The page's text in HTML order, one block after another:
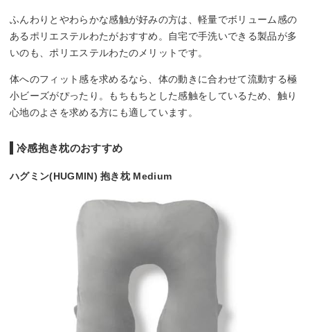
ふんわりとやわらかな感触が好みの方は、軽量でボリューム感の
あるポリエステルわたがおすすめ。自宅で手洗いできる製品が多
いのも、ポリエステルわたのメリットです。
体へのフィット感を求めるなら、体の動きに合わせて流動する極
小ビーズがぴったり。もちもちとした感触をしているため、触り
心地のよさを求める方にも適しています。
冷感抱き枕のおすすめ
ハグミン(HUGMIN) 抱き枕 Medium